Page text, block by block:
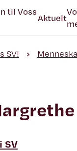
til Voss
Aktuelt
SV!
SV